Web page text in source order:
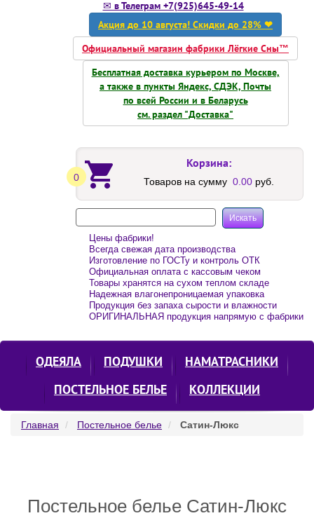
✉ в Телеграм +7(925)645-49-14
Акция до 10 августа! Скидки до 28% ❤
Официальный магазин фабрики Лёгкие Сны™
Бесплатная доставка курьером по Москве,
а также в пункты Яндекс, СДЭК, Почты
по всей России и в Беларусь
см. раздел "Доставка"
0
Корзина:
Товаров на сумму 0.00 руб.
Цены фабрики!
Всегда свежая дата производства
Изготовление по ГОСТу и контроль ОТК
Официальная оплата с кассовым чеком
Товары хранятся на сухом теплом складе
Надежная влагонепроницаемая упаковка
Продукция без запаха сырости и влажности
ОРИГИНАЛЬНАЯ продукция напрямую с фабрики
ОДЕЯЛА ПОДУШКИ
НАМАТРАСНИКИ
ПОСТЕЛЬНОЕ БЕЛЬЕ
КОЛЛЕКЦИИ
Главная Постельное белье Сатин-Люкс
Постельное белье Сатин-Люкс